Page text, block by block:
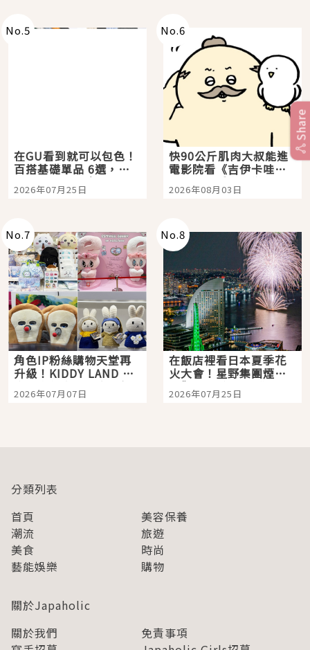
No.5
在GU看到就可以包色！
百搭基礎單品 6選，閉
眼全收也不心疼
2026年07月25日
No.6
快90公斤肌肉大叔能進
電影院看《吉伊卡哇》
嗎？日本重金屬樂團
「打首」會長與nagano
2026年08月03日
No.7
角色IP粉絲購物天堂再
升級！KIDDY LAND 原
宿店吉伊卡哇迎客，新
開幕 OMOKADO 店3分
2026年07月07日
No.8
在飯店裡看日本夏季花
火大會！星野集團煙火
景觀飯店6選，讓你不用
人擠人悠閒欣賞
2026年07月25日
Share
分類列表
首頁
美容保養
潮流
旅遊
美食
時尚
藝能娛樂
購物
關於Japaholic
關於我們
免責事項